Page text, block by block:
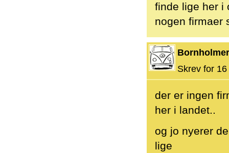
finde lige her i
nogen firmaer
Bornholmer
Skrev for
der er ingen
her i landet..
og jo nyerer
lige